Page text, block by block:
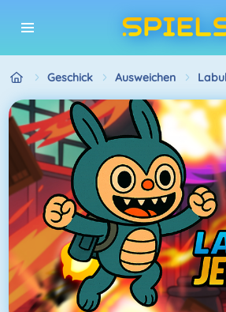
Geschick Ausweichen